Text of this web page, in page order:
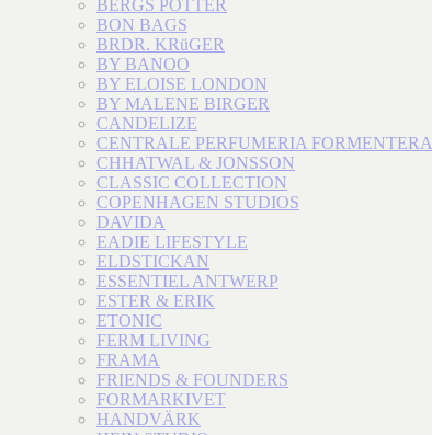
BERGS POTTER
BON BAGS
BRDR. KRüGER
BY BANOO
BY ELOISE LONDON
BY MALENE BIRGER
CANDELIZE
CENTRALE PERFUMERIA FORMENTERA
CHHATWAL & JONSSON
CLASSIC COLLECTION
COPENHAGEN STUDIOS
DAVIDA
EADIE LIFESTYLE
ELDSTICKAN
ESSENTIEL ANTWERP
ESTER & ERIK
ETONIC
FERM LIVING
FRAMA
FRIENDS & FOUNDERS
FORMARKIVET
HANDVÄRK